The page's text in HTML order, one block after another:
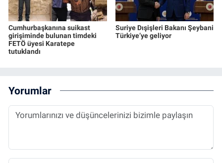
Cumhurbaşkanına suikast
girişiminde bulunan timdeki
FETÖ üyesi Karatepe
tutuklandı
Suriye Dışişleri Bakanı Şeybani
Türkiye’ye geliyor
Yorumlar